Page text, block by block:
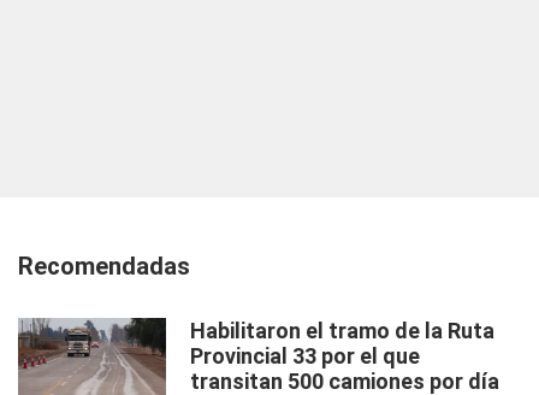
Recomendadas
Habilitaron el tramo de la Ruta
Provincial 33 por el que
transitan 500 camiones por día